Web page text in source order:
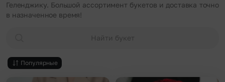
Геленджику. Большой ассортимент букетов и доставка точно
в назначенное время!
Найти букет
Популярные